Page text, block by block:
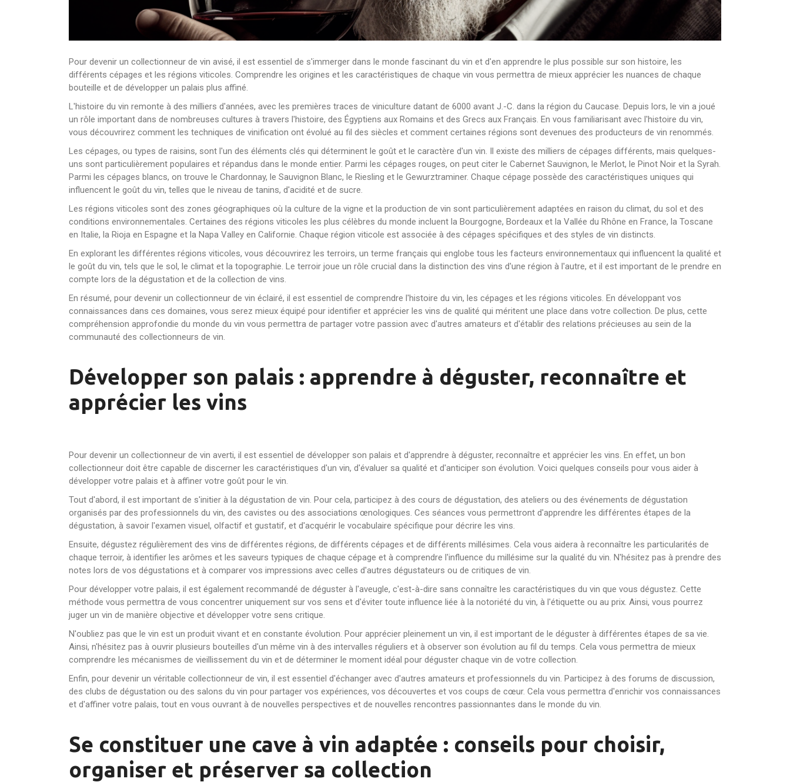
Pour devenir un collectionneur de vin avisé, il est essentiel de s'immerger dans le monde fascinant du vin et d'en apprendre le plus possible sur son histoire, les
différents cépages et les régions viticoles. Comprendre les origines et les caractéristiques de chaque vin vous permettra de mieux apprécier les nuances de chaque
bouteille et de développer un palais plus affiné.
L'histoire du vin remonte à des milliers d'années, avec les premières traces de viniculture datant de 6000 avant J.-C. dans la région du Caucase. Depuis lors, le vin a joué
un rôle important dans de nombreuses cultures à travers l'histoire, des Égyptiens aux Romains et des Grecs aux Français. En vous familiarisant avec l'histoire du vin,
vous découvrirez comment les techniques de vinification ont évolué au fil des siècles et comment certaines régions sont devenues des producteurs de vin renommés.
Les cépages, ou types de raisins, sont l'un des éléments clés qui déterminent le goût et le caractère d'un vin. Il existe des milliers de cépages différents, mais quelques-
uns sont particulièrement populaires et répandus dans le monde entier. Parmi les cépages rouges, on peut citer le Cabernet Sauvignon, le Merlot, le Pinot Noir et la Syrah.
Parmi les cépages blancs, on trouve le Chardonnay, le Sauvignon Blanc, le Riesling et le Gewurztraminer. Chaque cépage possède des caractéristiques uniques qui
influencent le goût du vin, telles que le niveau de tanins, d'acidité et de sucre.
Les régions viticoles sont des zones géographiques où la culture de la vigne et la production de vin sont particulièrement adaptées en raison du climat, du sol et des
conditions environnementales. Certaines des régions viticoles les plus célèbres du monde incluent la Bourgogne, Bordeaux et la Vallée du Rhône en France, la Toscane
en Italie, la Rioja en Espagne et la Napa Valley en Californie. Chaque région viticole est associée à des cépages spécifiques et des styles de vin distincts.
En explorant les différentes régions viticoles, vous découvrirez les terroirs, un terme français qui englobe tous les facteurs environnementaux qui influencent la qualité et
le goût du vin, tels que le sol, le climat et la topographie. Le terroir joue un rôle crucial dans la distinction des vins d'une région à l'autre, et il est important de le prendre en
compte lors de la dégustation et de la collection de vins.
En résumé, pour devenir un collectionneur de vin éclairé, il est essentiel de comprendre l'histoire du vin, les cépages et les régions viticoles. En développant vos
connaissances dans ces domaines, vous serez mieux équipé pour identifier et apprécier les vins de qualité qui méritent une place dans votre collection. De plus, cette
compréhension approfondie du monde du vin vous permettra de partager votre passion avec d'autres amateurs et d'établir des relations précieuses au sein de la
communauté des collectionneurs de vin.
Développer son palais : apprendre à déguster, reconnaître et
apprécier les vins
Pour devenir un collectionneur de vin averti, il est essentiel de développer son palais et d'apprendre à déguster, reconnaître et apprécier les vins. En effet, un bon
collectionneur doit être capable de discerner les caractéristiques d'un vin, d'évaluer sa qualité et d'anticiper son évolution. Voici quelques conseils pour vous aider à
développer votre palais et à affiner votre goût pour le vin.
Tout d'abord, il est important de s'initier à la dégustation de vin. Pour cela, participez à des cours de dégustation, des ateliers ou des événements de dégustation
organisés par des professionnels du vin, des cavistes ou des associations œnologiques. Ces séances vous permettront d'apprendre les différentes étapes de la
dégustation, à savoir l'examen visuel, olfactif et gustatif, et d'acquérir le vocabulaire spécifique pour décrire les vins.
Ensuite, dégustez régulièrement des vins de différentes régions, de différents cépages et de différents millésimes. Cela vous aidera à reconnaître les particularités de
chaque terroir, à identifier les arômes et les saveurs typiques de chaque cépage et à comprendre l'influence du millésime sur la qualité du vin. N'hésitez pas à prendre des
notes lors de vos dégustations et à comparer vos impressions avec celles d'autres dégustateurs ou de critiques de vin.
Pour développer votre palais, il est également recommandé de déguster à l'aveugle, c'est-à-dire sans connaître les caractéristiques du vin que vous dégustez. Cette
méthode vous permettra de vous concentrer uniquement sur vos sens et d'éviter toute influence liée à la notoriété du vin, à l'étiquette ou au prix. Ainsi, vous pourrez
juger un vin de manière objective et développer votre sens critique.
N'oubliez pas que le vin est un produit vivant et en constante évolution. Pour apprécier pleinement un vin, il est important de le déguster à différentes étapes de sa vie.
Ainsi, n'hésitez pas à ouvrir plusieurs bouteilles d'un même vin à des intervalles réguliers et à observer son évolution au fil du temps. Cela vous permettra de mieux
comprendre les mécanismes de vieillissement du vin et de déterminer le moment idéal pour déguster chaque vin de votre collection.
Enfin, pour devenir un véritable collectionneur de vin, il est essentiel d'échanger avec d'autres amateurs et professionnels du vin. Participez à des forums de discussion,
des clubs de dégustation ou des salons du vin pour partager vos expériences, vos découvertes et vos coups de cœur. Cela vous permettra d'enrichir vos connaissances
et d'affiner votre palais, tout en vous ouvrant à de nouvelles perspectives et de nouvelles rencontres passionnantes dans le monde du vin.
Se constituer une cave à vin adaptée : conseils pour choisir,
organiser et préserver sa collection